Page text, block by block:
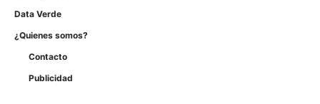
Data Verde
¿Quienes somos?
Contacto
Publicidad